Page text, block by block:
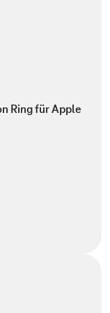
Ring für Apple